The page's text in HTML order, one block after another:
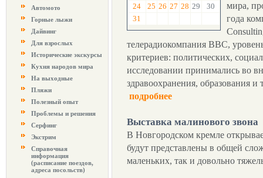
Автомото
Горные лыжи
Дайвинг
Для взрослых
Исторические экскурсы
Кухня народов мира
На выходные
Пляжи
Полезный опыт
Проблемы и решения
Серфинг
Экстрим
Справочная
информация
(расписание поездов,
адреса посольств)
24
25 26 27 28 29
30
31
мира,
года
телерадиокомпания BBC,
критериев: политических,
исследовании принимались во
здравоохранения, образования
подробнее
Выставка малинового звона
В Новгородском кремле
будут представлены в общей
маленьких, так и довольно